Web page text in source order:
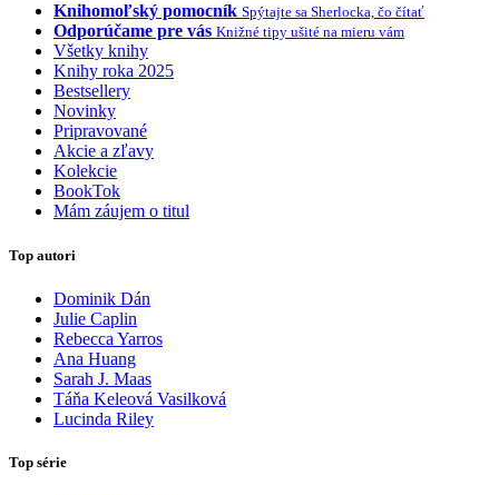
Knihomoľský pomocník Spýtajte sa Sherlocka, čo čítať
Odporúčame pre vás Knižné tipy ušité na mieru vám
Všetky knihy
Knihy roka 2025
Bestsellery
Novinky
Pripravované
Akcie a zľavy
Kolekcie
BookTok
Mám záujem o titul
Top autori
Dominik Dán
Julie Caplin
Rebecca Yarros
Ana Huang
Sarah J. Maas
Táňa Keleová Vasilková
Lucinda Riley
Top série